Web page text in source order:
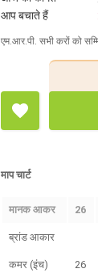
आप बचाते हैं
एम.आर.पी. सभी करों को
माप चार्ट
मानक आकर 26
ब्रांड आकार
कमर (इंच) 26